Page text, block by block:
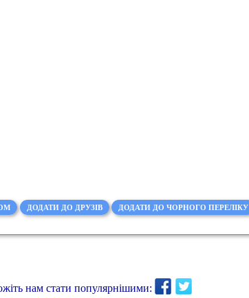
ДОДАТИ ДО ДРУЗІВ ДОДАТИ ДО ЧОРНОГО ПЕРЕЛІКУ
нам стати популярнішими: